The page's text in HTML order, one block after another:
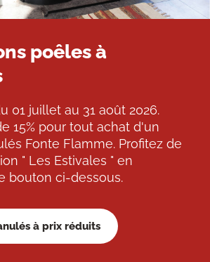
poêles à
01 juillet au 31 août 2026.
15% pour tout achat d'un
Fonte Flamme. Profitez de
" Les Estivales " en
bouton ci-dessous.
à prix réduits